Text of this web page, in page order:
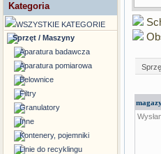
Kategoria
WSZYSTKIE KATEGORIE
Sprzęt / Maszyny
Aparatura badawcza
Aparatura pomiarowa
Belownice
Filtry
Granulatory
Inne
Kontenery, pojemniki
Linie do recyklingu